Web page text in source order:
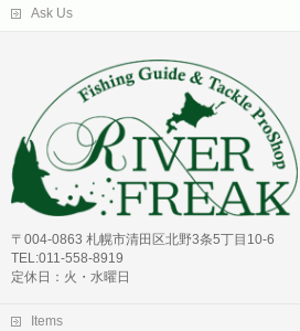
Ask Us
〒004-0863 札幌市清田区北野3条5丁目10-6
TEL:011-558-8919
定休日：火・水曜日
Items